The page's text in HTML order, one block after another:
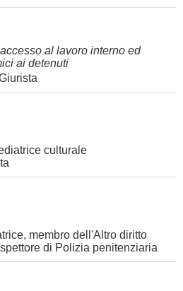
al lavoro interno ed
ai detenuti
culturale
membro dell'Altro diritto
di Polizia penitenziaria